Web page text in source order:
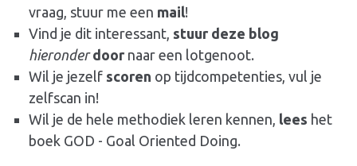
vraag, stuur me een mail!
Vind je dit interessant, stuur deze blog
hieronderdoor naar een lotgenoot.
Wil je jezelf scoren op tijdcompetenties, vul je
zelfscan in!
Wil je de hele methodiek leren kennen, lees het
boek GOD - Goal Oriented Doing.